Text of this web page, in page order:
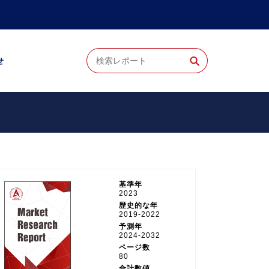
⚲
基準年
2023
歴史的な年
2019-2022
予測年
2024-2032
ページ数
80